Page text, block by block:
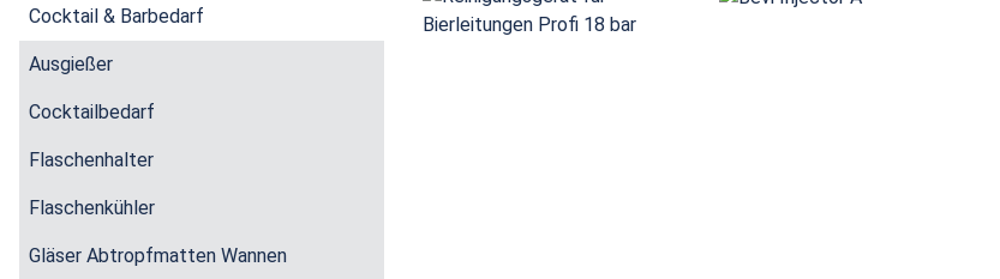
Cocktail & Barbedarf
Ausgießer
Cocktailbedarf
Flaschenhalter
Flaschenkühler
Gläser Abtropfmatten Wannen